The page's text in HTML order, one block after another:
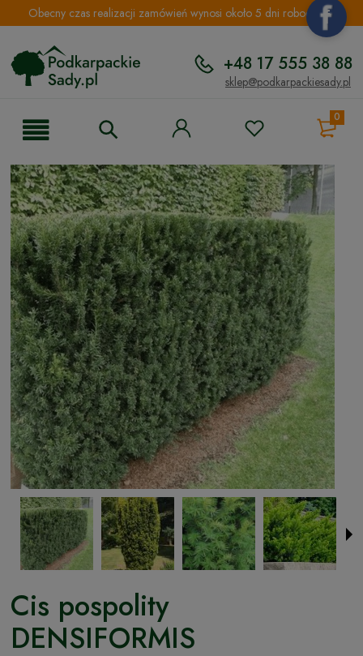
Obecny czas realizacji zamówień wynosi około 5 dni roboczych.
+48 17 555 38 88
sklep@podkarpackiesady.pl
0
Cis pospolity
DENSIFORMIS